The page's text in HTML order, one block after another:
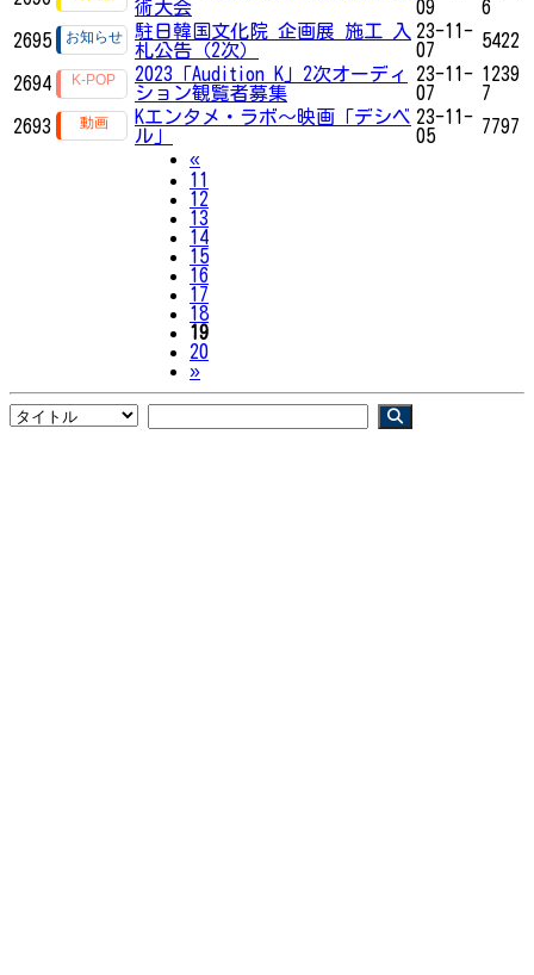
術大会
09
6
2695
駐日韓国文化院 企画展 施工 入
札公告（2次）
23-11-
07
5422
2694
2023「Audition K」2次オーディ
ション観覧者募集
23-11-
07
1239
7
2693
Kエンタメ・ラボ～映画「デシベ
ル」
23-11-
05
7797
«Previous
11
12
13
14
15
16
17
18
19
20
»Next